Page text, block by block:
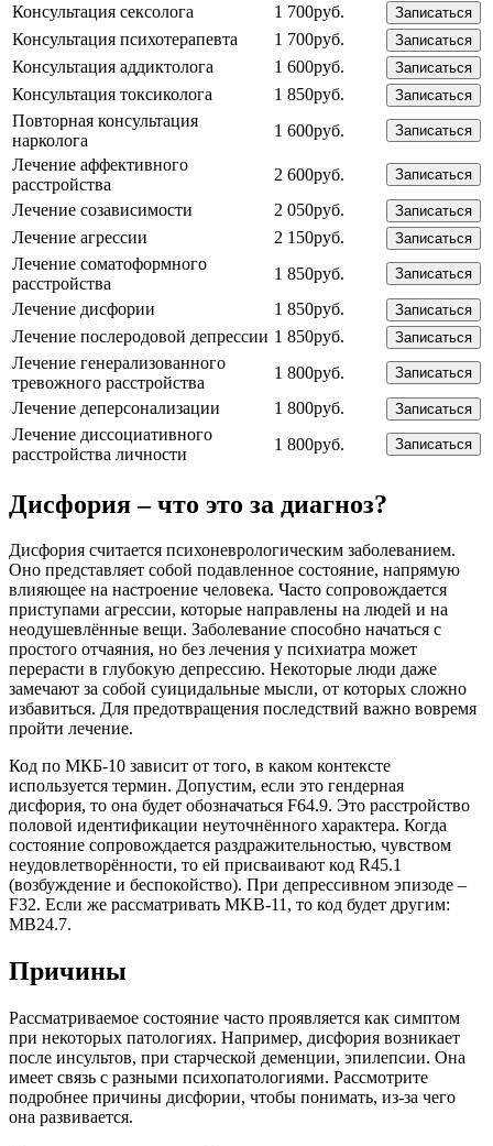
Консультация сексолога 1 700руб. Записаться
Консультация психотерапевта 1 700руб. Записаться
Консультация аддиктолога 1 600руб. Записаться
Консультация токсиколога 1 850руб. Записаться
Повторная консультация
нарколога
1 600руб. Записаться
Лечение аффективного
расстройства
2 600руб. Записаться
Лечение созависимости 2 050руб. Записаться
Лечение агрессии 2 150руб. Записаться
Лечение соматоформного
расстройства
1 850руб. Записаться
Лечение дисфории 1 850руб. Записаться
Лечение послеродовой депрессии 1 850руб. Записаться
Лечение генерализованного
тревожного расстройства
1 800руб. Записаться
Лечение деперсонализации 1 800руб. Записаться
Лечение диссоциативного
расстройства личности
1 800руб. Записаться
Дисфория – что это за диагноз?
Дисфория считается психоневрологическим заболеванием.
Оно представляет собой подавленное состояние, напрямую
влияющее на настроение человека. Часто сопровождается
приступами агрессии, которые направлены на людей и на
неодушевлённые вещи. Заболевание способно начаться с
простого отчаяния, но без лечения у психиатра может
перерасти в глубокую депрессию. Некоторые люди даже
замечают за собой суицидальные мысли, от которых сложно
избавиться. Для предотвращения последствий важно вовремя
пройти лечение.
Код по МКБ-10 зависит от того, в каком контексте
используется термин. Допустим, если это гендерная
дисфория, то она будет обозначаться F64.9. Это расстройство
половой идентификации неуточнённого характера. Когда
состояние сопровождается раздражительностью, чувством
неудовлетворённости, то ей присваивают код R45.1
(возбуждение и беспокойство). При депрессивном эпизоде –
F32. Если же рассматривать MKB-11, то код будет другим:
MB24.7.
Причины
Рассматриваемое состояние часто проявляется как симптом
при некоторых патологиях. Например, дисфория возникает
после инсультов, при старческой деменции, эпилепсии. Она
имеет связь с разными психопатологиями. Рассмотрите
подробнее причины дисфории, чтобы понимать, из-за чего
она развивается.